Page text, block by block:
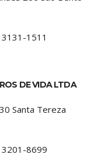
1511
DE VIDA LTDA
Santa Tereza
8699